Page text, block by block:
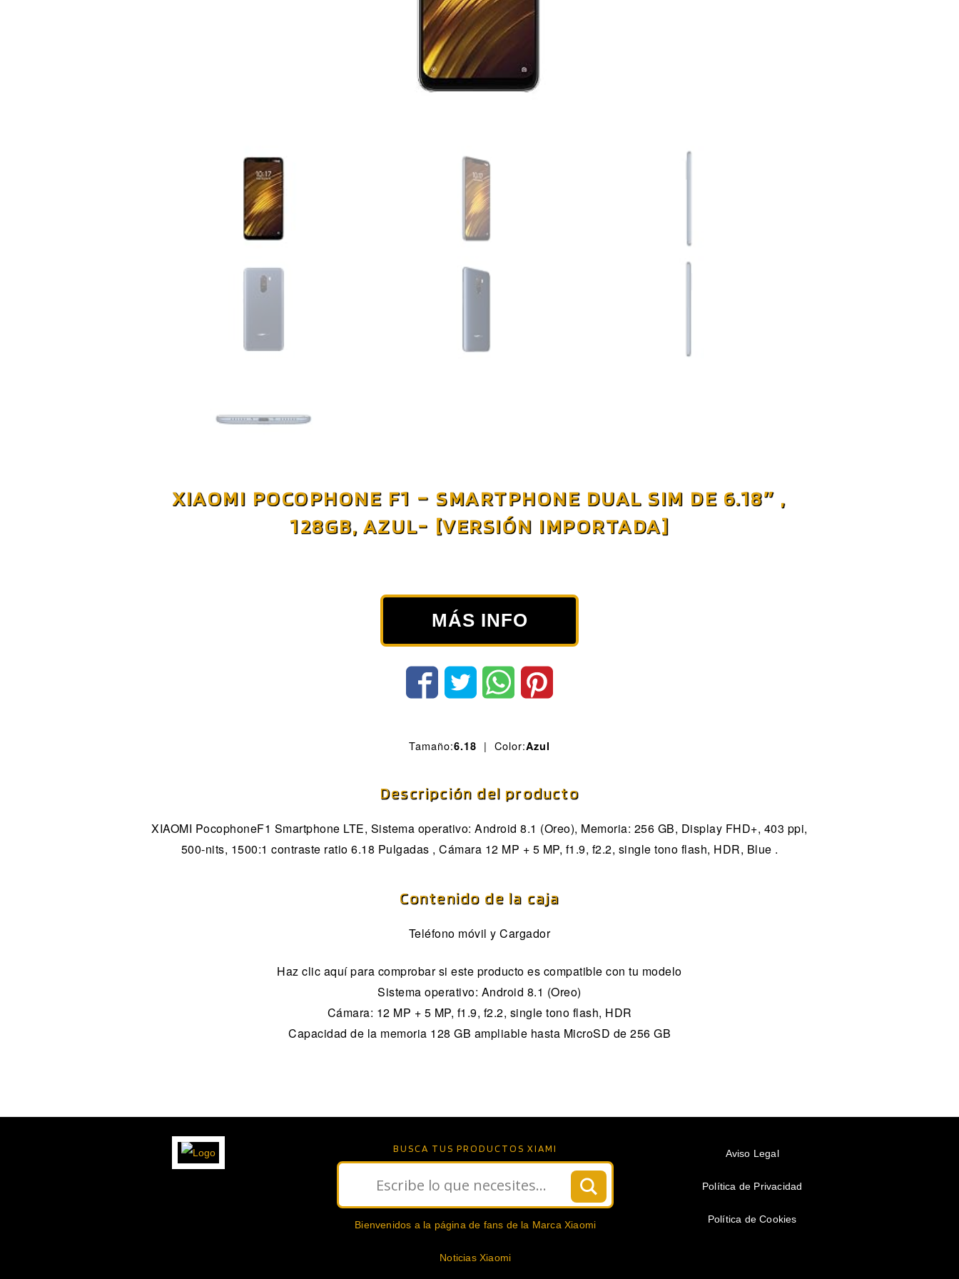
XIAOMI POCOPHONE F1 – SMARTPHONE DUAL SIM DE 6.18″ ,
128GB, AZUL- [VERSIÓN IMPORTADA]
MÁS INFO
Tamaño:6.18 | Color:Azul
Descripción del producto
XIAOMI PocophoneF1 Smartphone LTE, Sistema operativo: Android 8.1 (Oreo), Memoria: 256 GB, Display FHD+, 403 ppi,
500-nits, 1500:1 contraste ratio 6.18 Pulgadas , Cámara 12 MP + 5 MP, f1.9, f2.2, single tono flash, HDR, Blue .
Contenido de la caja
Teléfono móvil y Cargador
Haz clic aquí para comprobar si este producto es compatible con tu modelo
Sistema operativo: Android 8.1 (Oreo)
Cámara: 12 MP + 5 MP, f1.9, f2.2, single tono flash, HDR
Capacidad de la memoria 128 GB ampliable hasta MicroSD de 256 GB
BUSCA TUS PRODUCTOS XIAMI
Bienvenidos a la página de fans de la Marca Xiaomi
Noticias Xiaomi
Aviso Legal
Política de Privacidad
Política de Cookies